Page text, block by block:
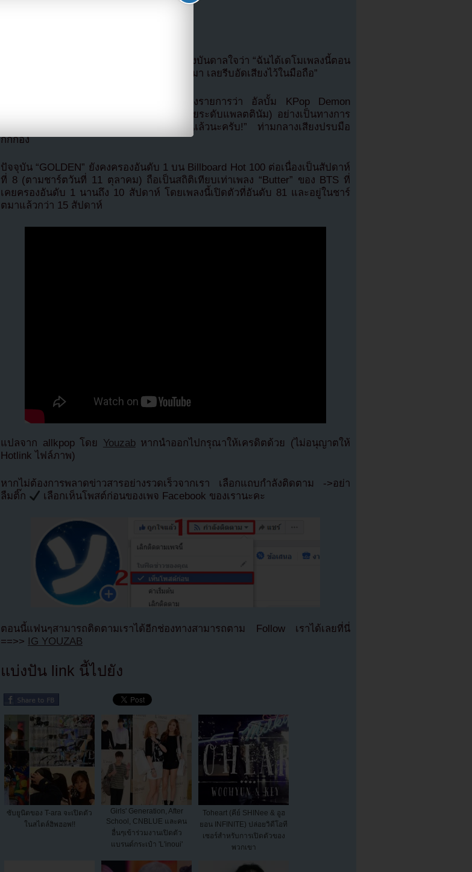
Ejae ผู้ร่วมแต่งเพลง “GOLDEN” ยังเล่าถึงแรงบันดาลใจว่า “ฉันได้เดโมเพลงนี้ตอน
นั่งแท็กซี่ไปหาหมอฟัน แล้วจู่ๆ ทำนองก็ผุดขึ้นมา เลยรีบอัดเสียงไว้ในมือถือ”
ในช่วงท้าย Fallon ได้ประกาศข่าวใหญ่กลางรายการว่า อัลบั้ม KPop Demon
Hunters ได้รับการรับรอง Platinum (ยอดขายระดับแพลตตินัม) อย่างเป็นทางการ
พร้อมกล่าวว่า “พวกเธอคือศิลปินแพลตตินัมแล้วนะครับ!” ท่ามกลางเสียงปรบมือ
กึกก้อง
ปัจจุบัน “GOLDEN” ยังคงครองอันดับ 1 บน Billboard Hot 100 ต่อเนื่องเป็นสัปดาห์
ที่ 8 (ตามชาร์ตวันที่ 11 ตุลาคม) ถือเป็นสถิติเทียบเท่าเพลง “Butter” ของ BTS ที่
เคยครองอันดับ 1 นานถึง 10 สัปดาห์ โดยเพลงนี้เปิดตัวที่อันดับ 81 และอยู่ในชาร์
ตมาแล้วกว่า 15 สัปดาห์
แปลจาก allkpop โดย Youzabหากนำออกไปกรุณาให้เครดิตด้วย (ไม่อนุญาตให้
Hotlink ไฟล์ภาพ)
หากไม่ต้องการพลาดข่าวสารอย่างรวดเร็วจากเรา เลือกแถบกำลังติดตาม ->อย่า
ลืมติ๊ก
เลือกเห็นโพสต์ก่อนของเพจ Facebook ของเรานะคะ
ตอนนี้แฟนๆสามารถติดตามเราได้อีกช่องทางสามารถตาม Follow เราได้เลยที่นี่
==>>
IG YOUZAB
แบ่งปัน link นี้ไปยัง
ซับยูนิตของ T-ara จะเปิดตัว
ในสไตล์ฮิพฮอพ!!
Girls' Generation, After
School, CNBLUE และคน
อื่นๆเข้าร่วมงานเปิดตัว
แบรนด์กระเป๋า 'L'inoui'
Toheart (คีย์ SHINee & อูฮ
ยอน INFINITE) ปล่อยวิดีโอที
เซอร์สำหรับการเปิดตัวของ
พวกเขา